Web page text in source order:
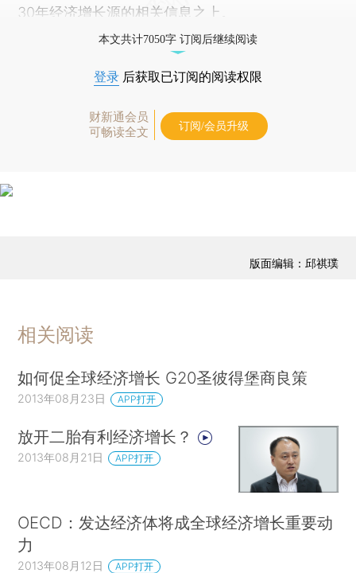
30年经济增长源的相关信息之上。
本文共计7050字 订阅后继续阅读
登录 后获取已订阅的阅读权限
财新通会员
可畅读全文
订阅/会员升级
版面编辑：邱祺璞
相关阅读
如何促全球经济增长 G20圣彼得堡商良策
2013年08月23日 APP打开
放开二胎有利经济增长？
2013年08月21日 APP打开
OECD：发达经济体将成全球经济增长重要动
力
2013年08月12日 APP打开